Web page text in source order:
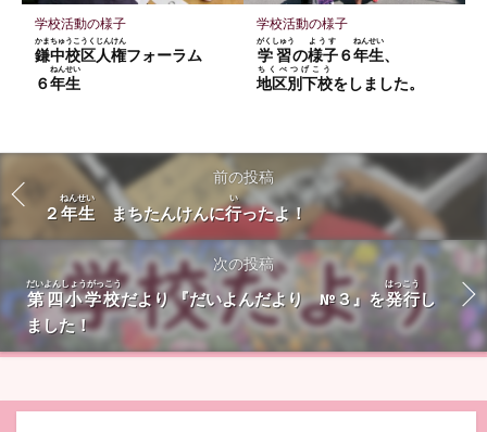
学校活動の様子
鎌中校区人権
かまちゅうこうくじんけん
フォーラム
６年生
ねんせい
学校活動の様子
学習
がくしゅう
の様子
ようす
６年生
ねんせい
、
地区別下校
ちくべつげこう
をしました。
前の投稿
２年生
ねんせい
まちたんけんに行
い
ったよ！
次の投稿
第四小学校
だいよんしょうがっこう
だより 『だいよんだより №３』を発行
はっこう
し
ました！